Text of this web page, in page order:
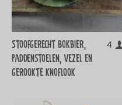
Stoofgerecht bokbier,
paddenstoelen, vezel en
gerookte knoflook
4